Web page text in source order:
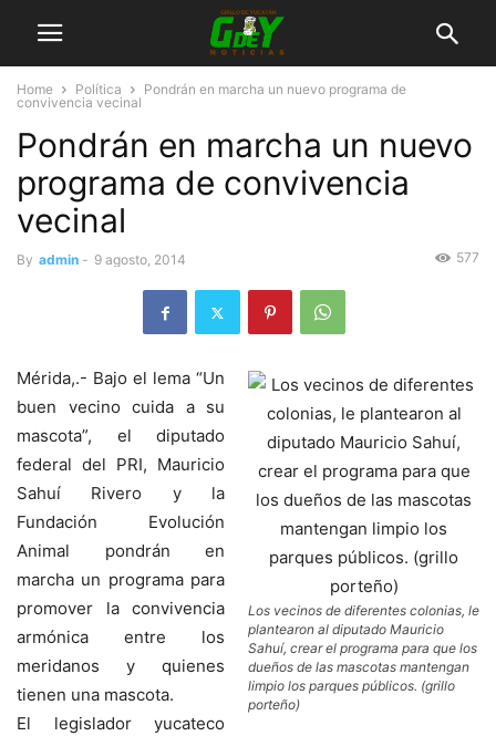
Home Política
Pondrán en marcha un nuevo programa de
convivencia vecinal
Pondrán en marcha un nuevo
programa de convivencia
vecinal
By admin - 9 agosto, 2014 577
Los vecinos de diferentes colonias, le
plantearon al diputado Mauricio
Sahuí, crear el programa para que los
dueños de las mascotas mantengan
limpio los parques públicos. (grillo
porteño)
Mérida,.- Bajo el lema “Un
buen vecino cuida a su
mascota”, el diputado
federal del PRI, Mauricio
Sahuí Rivero y la
Fundación Evolución
Animal pondrán en
marcha un programa para
promover la convivencia
armónica entre los
meridanos y quienes
tienen una mascota.
El legislador yucateco